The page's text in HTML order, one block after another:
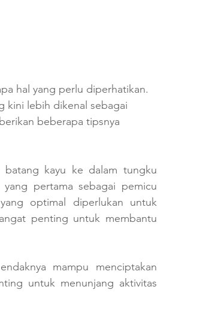
hal yang perlu diperhatikan.
kini lebih dikenal sebagai
beberapa tipsnya
batang kayu ke dalam tungku
pertama sebagai pemicu
optimal diperlukan untuk
penting untuk membantu
mampu menciptakan
untuk menunjang aktivitas